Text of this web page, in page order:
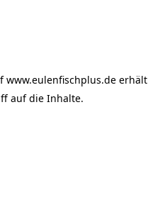
www.eulenfischplus.de erhält
auf die Inhalte.